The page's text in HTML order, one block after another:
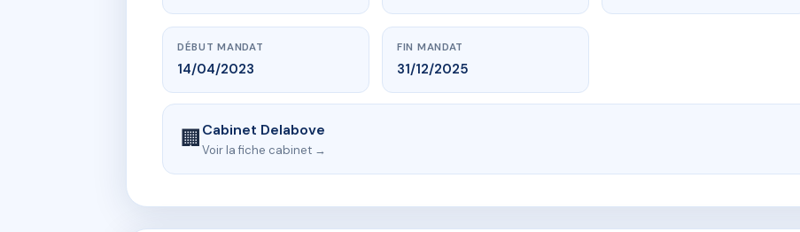
DÉBUT MANDAT
14/04/2023
FIN MANDAT
31/12/2025
🏢Cabinet Delabove
Voir la fiche cabinet →